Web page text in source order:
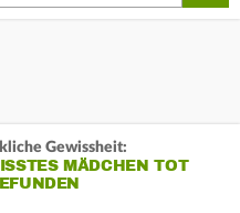
Gewissheit:
MÄDCHEN TOT